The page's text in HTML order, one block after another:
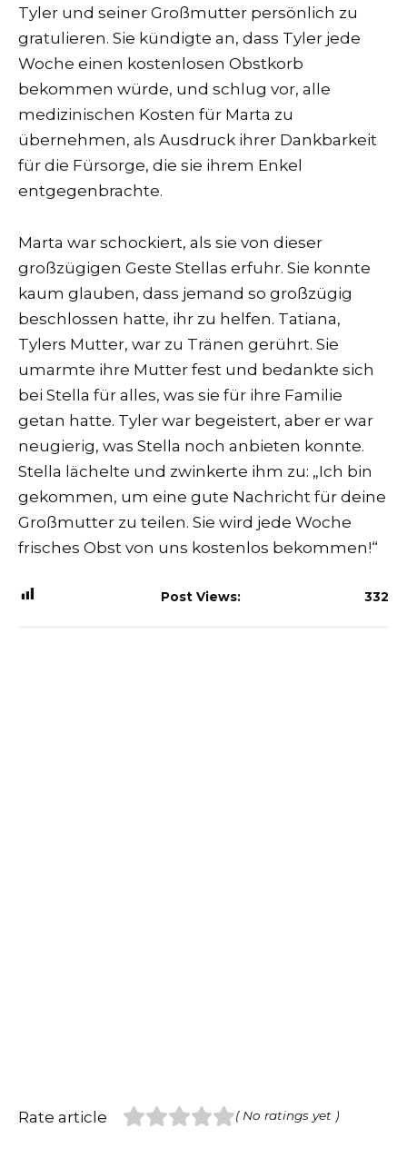
Tyler und seiner Großmutter persönlich zu
gratulieren. Sie kündigte an, dass Tyler jede
Woche einen kostenlosen Obstkorb
bekommen würde, und schlug vor, alle
medizinischen Kosten für Marta zu
übernehmen, als Ausdruck ihrer Dankbarkeit
für die Fürsorge, die sie ihrem Enkel
entgegenbrachte.
Marta war schockiert, als sie von dieser
großzügigen Geste Stellas erfuhr. Sie konnte
kaum glauben, dass jemand so großzügig
beschlossen hatte, ihr zu helfen. Tatiana,
Tylers Mutter, war zu Tränen gerührt. Sie
umarmte ihre Mutter fest und bedankte sich
bei Stella für alles, was sie für ihre Familie
getan hatte. Tyler war begeistert, aber er war
neugierig, was Stella noch anbieten konnte.
Stella lächelte und zwinkerte ihm zu: „Ich bin
gekommen, um eine gute Nachricht für deine
Großmutter zu teilen. Sie wird jede Woche
frisches Obst von uns kostenlos bekommen!“
Post Views: 332
Rate article ( No ratings yet )